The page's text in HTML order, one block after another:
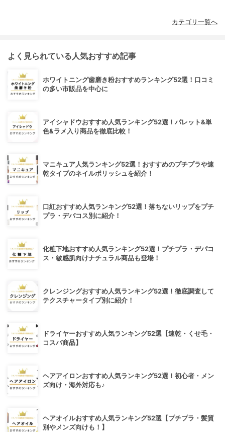
カテゴリ一覧へ
よく見られている人気おすすめ記事
ホワイトニング歯磨き粉おすすめランキング52選！口コミ
の多い市販品を中心に
アイシャドウおすすめ人気ランキング52選！パレット&単
色&ラメ入り商品を徹底比較！
マニキュア人気ランキング52選！おすすめのプチプラや速
乾タイプのネイルポリッシュを紹介！
口紅おすすめ人気ランキング52選！落ちないリップをプチ
プラ・デパコス別に紹介！
化粧下地おすすめ人気ランキング52選！プチプラ・デパコ
ス・敏感肌向けナチュラル商品も登場！
クレンジングおすすめ人気ランキング52選！徹底調査して
テクスチャータイプ別に紹介！
ドライヤーおすすめ人気ランキング52選【速乾・くせ毛・
コスパ商品】
ヘアアイロンおすすめ人気ランキング52選！初心者・メン
ズ向け・海外対応も♪
ヘアオイルおすすめ人気ランキング52選【プチプラ・髪質
別やメンズ向けも！】